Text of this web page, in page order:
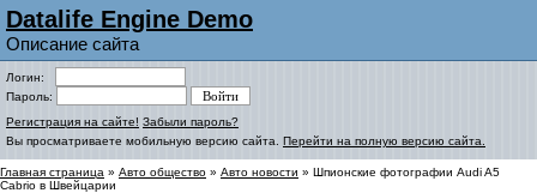
Datalife Engine Demo
Описание сайта
Логин:
Пароль:
Регистрация на сайте! Забыли пароль?
Вы просматриваете мобильную версию сайта. Перейти на полную версию сайта.
Главная страница » Авто общество » Авто новости » Шпионские фотографии Audi A5
Cabrio в Швейцарии